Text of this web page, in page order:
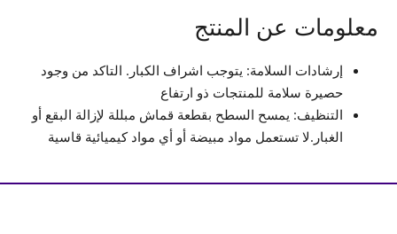
معلومات عن المنتج
إرشادات السلامة: يتوجب اشراف الكبار. التاكد من وجود
حصيرة سلامة للمنتجات ذو ارتفاع
التنظيف: يمسح السطح بقطعة قماش مبللة لإزالة البقع أو
الغبار.لا تستعمل مواد مبيضة أو أي مواد كيميائية قاسية